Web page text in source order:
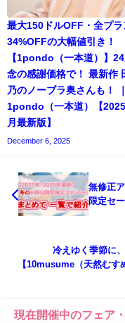
最大150ドルOFF・全プラ
34%OFFの大幅値引き！
【1pondo（一本道）】
念の感謝価格で！ 最新作
乃のノーブラ奥さんも！ ｜
1pondo（一本道）【
月最新版】
December 6, 2025
無修正
限定セ
冷えゆく季節に
【10musume（天然むす
現在開催中のフェア